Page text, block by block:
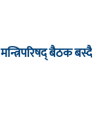
मन्त्रिपरिषद् बैठक बस्दै